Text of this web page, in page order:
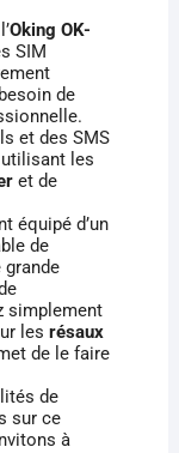
Oking OK-
SIM
de
et des SMS
les
et de
équipé d’un
de
simplement
les résaux
de le faire
de
sur ce
à